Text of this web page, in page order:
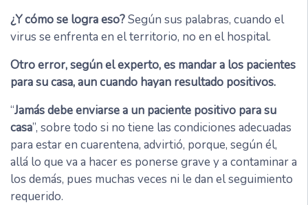
¿Y cómo se logra eso?Según sus palabras, cuando el
virus se enfrenta en el territorio, no en el hospital.
Otro error, según el experto, es mandar a los pacientes
para su casa, aun cuando hayan resultado positivos.
“Jamás debe enviarse a un paciente positivo para su
casa”, sobre todo si no tiene las condiciones adecuadas
para estar en cuarentena, advirtió, porque, según él,
allá lo que va a hacer es ponerse grave y a contaminar a
los demás, pues muchas veces ni le dan el seguimiento
requerido.